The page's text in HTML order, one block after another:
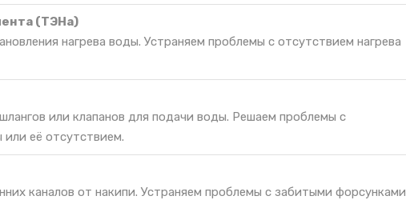
(ТЭНа)
нагрева воды. Устраняем проблемы с отсутствием нагрева
или клапанов для подачи воды. Решаем проблемы с
её отсутствием.
каналов от накипи. Устраняем проблемы с забитыми форсунками